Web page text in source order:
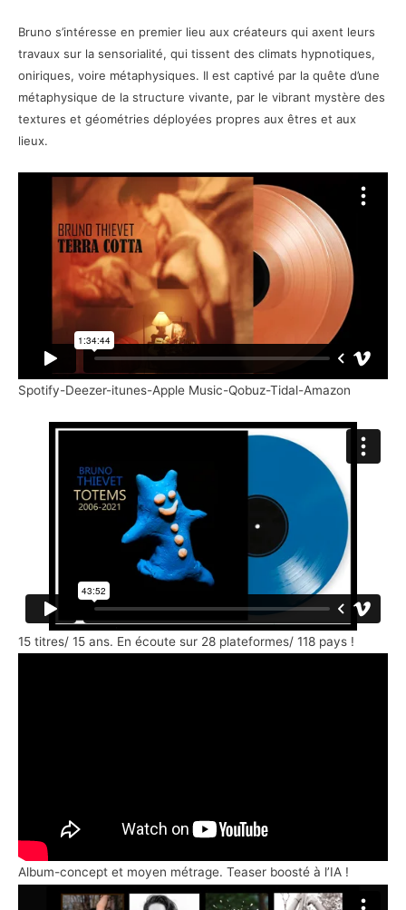
Bruno s’intéresse en premier lieu aux créateurs qui axent leurs
travaux sur la sensorialité, qui tissent des climats hypnotiques,
oniriques, voire métaphysiques. Il est captivé par la quête d’une
métaphysique de la structure vivante, par le vibrant mystère des
textures et géométries déployées propres aux êtres et aux
lieux.
Spotify-Deezer-itunes-Apple Music-Qobuz-Tidal-Amazon
15 titres/ 15 ans. En écoute sur 28 plateformes/ 118 pays !
Album-concept et moyen métrage. Teaser boosté à l’IA !